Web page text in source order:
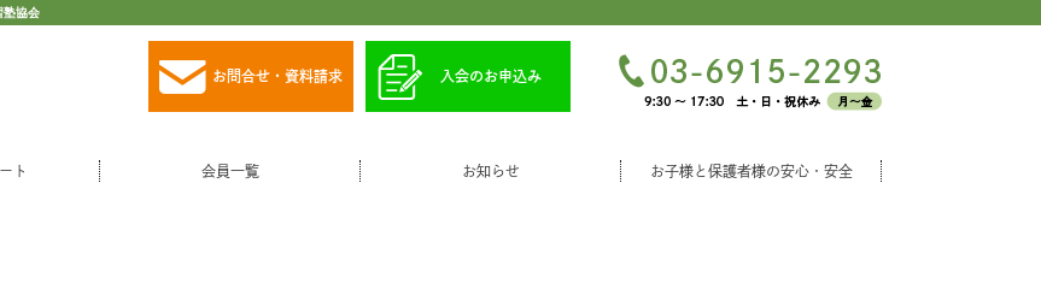
塾協会
お問合せ・資料請求 入会のお申込み
ト 会員一覧 お知らせ お子様と保護者様の安心・安全